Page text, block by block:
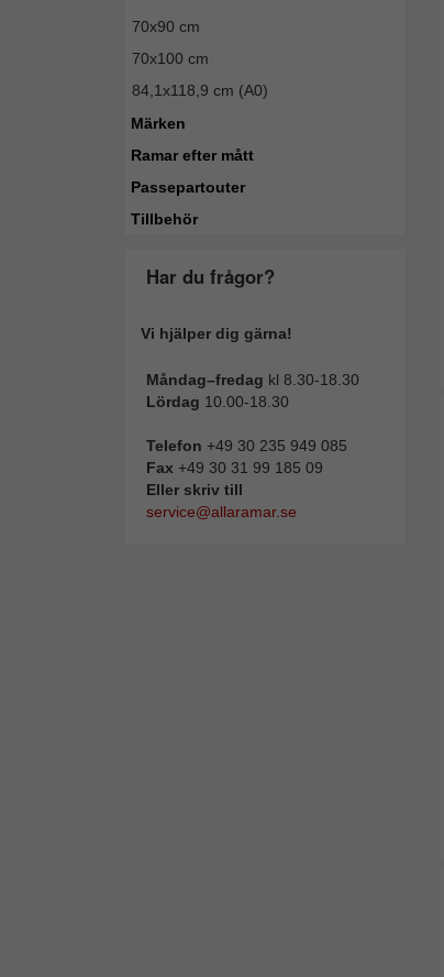
70x90 cm
70x100 cm
84,1x118,9 cm (A0)
Märken
Ramar efter mått
Passepartouter
Tillbehör
Har du frågor?
Vi hjälper dig gärna!
Måndag–fredag kl 8.30-18.30
Lördag 10.00-18.30
Telefon +49 30 235 949 085
Fax +49 30 31 99 185 09
Eller skriv till
service@allaramar.se